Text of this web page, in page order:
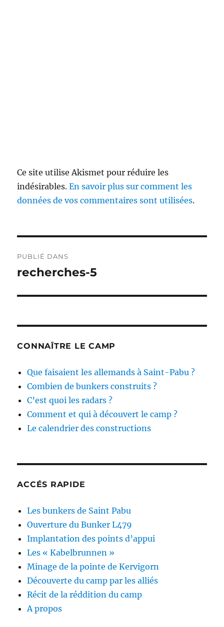
Ce site utilise Akismet pour réduire les
indésirables.En savoir plus sur comment les
données de vos commentaires sont utilisées.
de
PUBLIÉ DANS
recherches-5
CONNAÎTRE LE CAMP
Que faisaient les allemands à Saint-Pabu ?
Combien de bunkers construits ?
C’est quoi les radars ?
Comment et qui à découvert le camp ?
Le calendrier des constructions
ACCÉS RAPIDE
Les bunkers de Saint Pabu
Ouverture du Bunker L479
Implantation des points d’appui
Les « Kabelbrunnen »
Minage de la pointe de Kervigorn
Découverte du camp par les alliés
Récit de la réddition du camp
A propos